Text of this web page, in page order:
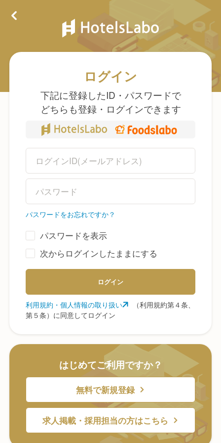
ログイン
下記に登録したID・パスワードで
どちらも登録・ログインできます
パスワードをお忘れですか？
パスワードを表示
次からログインしたままにする
ログイン
利用規約・個人情報の取り扱い
（利用規約第４条、
第５条）に同意してログイン
はじめてご利用ですか？
無料で新規登録
求人掲載・採用担当の方はこちら